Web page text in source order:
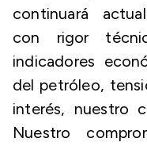
continuará
con rigor
indicadores
del petróleo,
interés, nuestro
Nuestro